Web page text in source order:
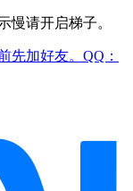
慢请开启梯子。
先加好友。QQ：